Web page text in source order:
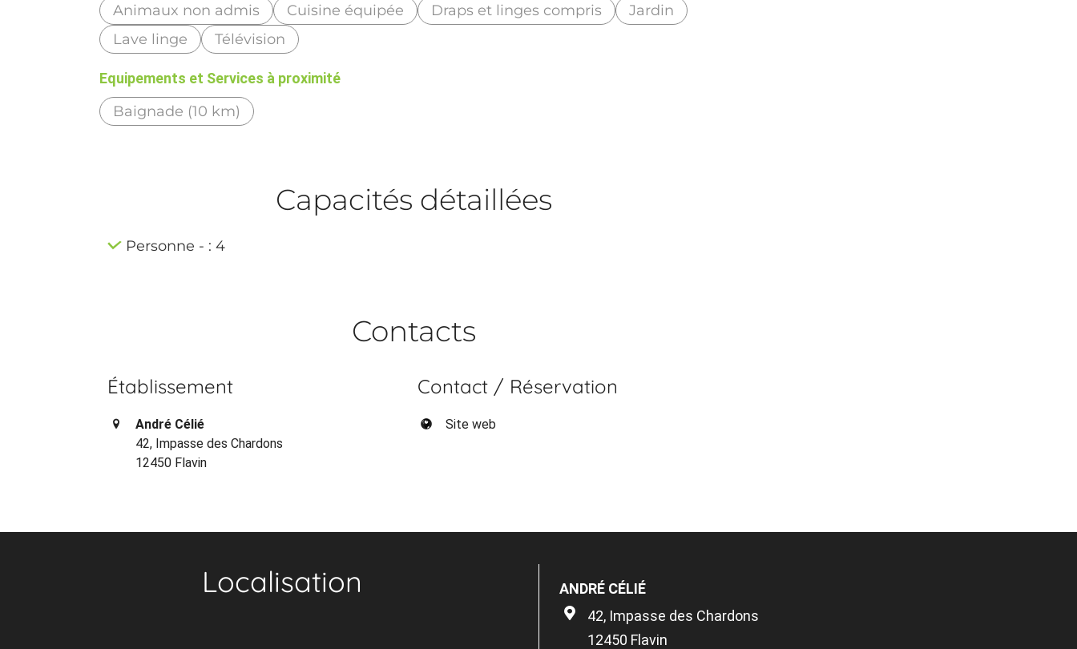
Animaux non admis Cuisine équipée Draps et linges compris
Jardin
Lave linge
Télévision
Equipements et Services à proximité
Baignade (10 km)
Capacités détaillées
Personne - : 4
Contacts
Établissement
André Célié
42, Impasse des Chardons
12450 Flavin
Contact / Réservation
Site web
Localisation
ANDRÉ CÉLIÉ
42, Impasse des Chardons
12450 Flavin